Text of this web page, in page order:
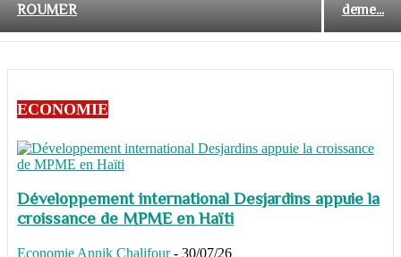
ROUMER
deme...
ECONOMIE
Développement international Desjardins appuie la
croissance de MPME en Haïti
Economie Annik Chalifour - 30/07/26